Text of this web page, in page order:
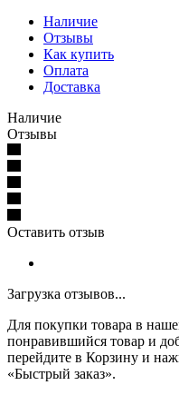
Наличие
Отзывы
Как купить
Оплата
Доставка
Наличие
Отзывы
Оставить отзыв
Загрузка отзывов...
Для покупки товара в
понравившийся товар и
перейдите в Корзину и
«Быстрый заказ».